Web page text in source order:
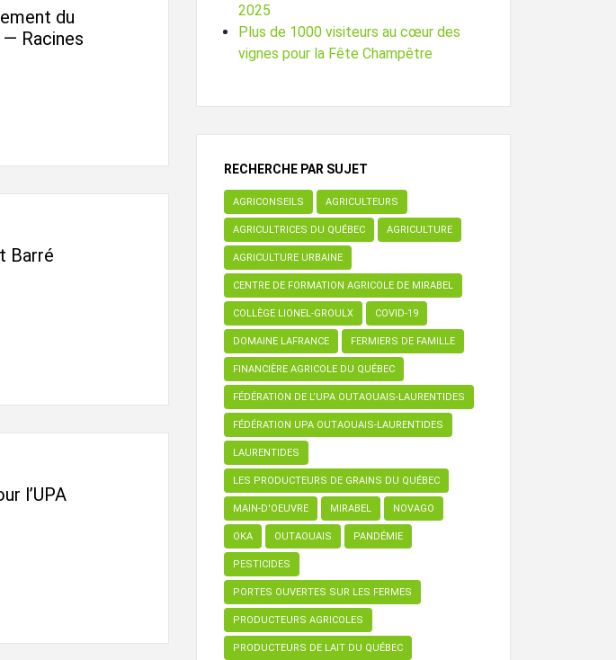
du
Racines
Barré
l’UPA
2025
Plus de 1000 visiteurs au cœur des
vignes pour la Fête Champêtre
RECHERCHE PAR SUJET
AGRICONSEILS AGRICULTEURS
AGRICULTRICES DU QUÉBEC AGRICULTURE
AGRICULTURE URBAINE
CENTRE DE FORMATION AGRICOLE DE MIRABEL
COLLÈGE LIONEL-GROULX COVID-19
DOMAINE LAFRANCE FERMIERS DE FAMILLE
FINANCIÈRE AGRICOLE DU QUÉBEC
FÉDÉRATION DE L’UPA OUTAOUAIS-LAURENTIDES
FÉDÉRATION UPA OUTAOUAIS-LAURENTIDES
LAURENTIDES
LES PRODUCTEURS DE GRAINS DU QUÉBEC
MAIN-D'OEUVRE MIRABEL NOVAGO
OKA OUTAOUAIS PANDÉMIE
PESTICIDES
PORTES OUVERTES SUR LES FERMES
PRODUCTEURS AGRICOLES
PRODUCTEURS DE LAIT DU QUÉBEC